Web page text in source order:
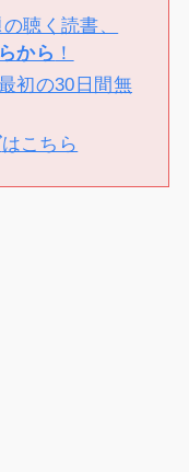
聴く読書、
から ！
初の30日間無
はこちら